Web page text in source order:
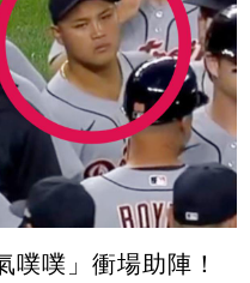
噗噗」衝場助陣！